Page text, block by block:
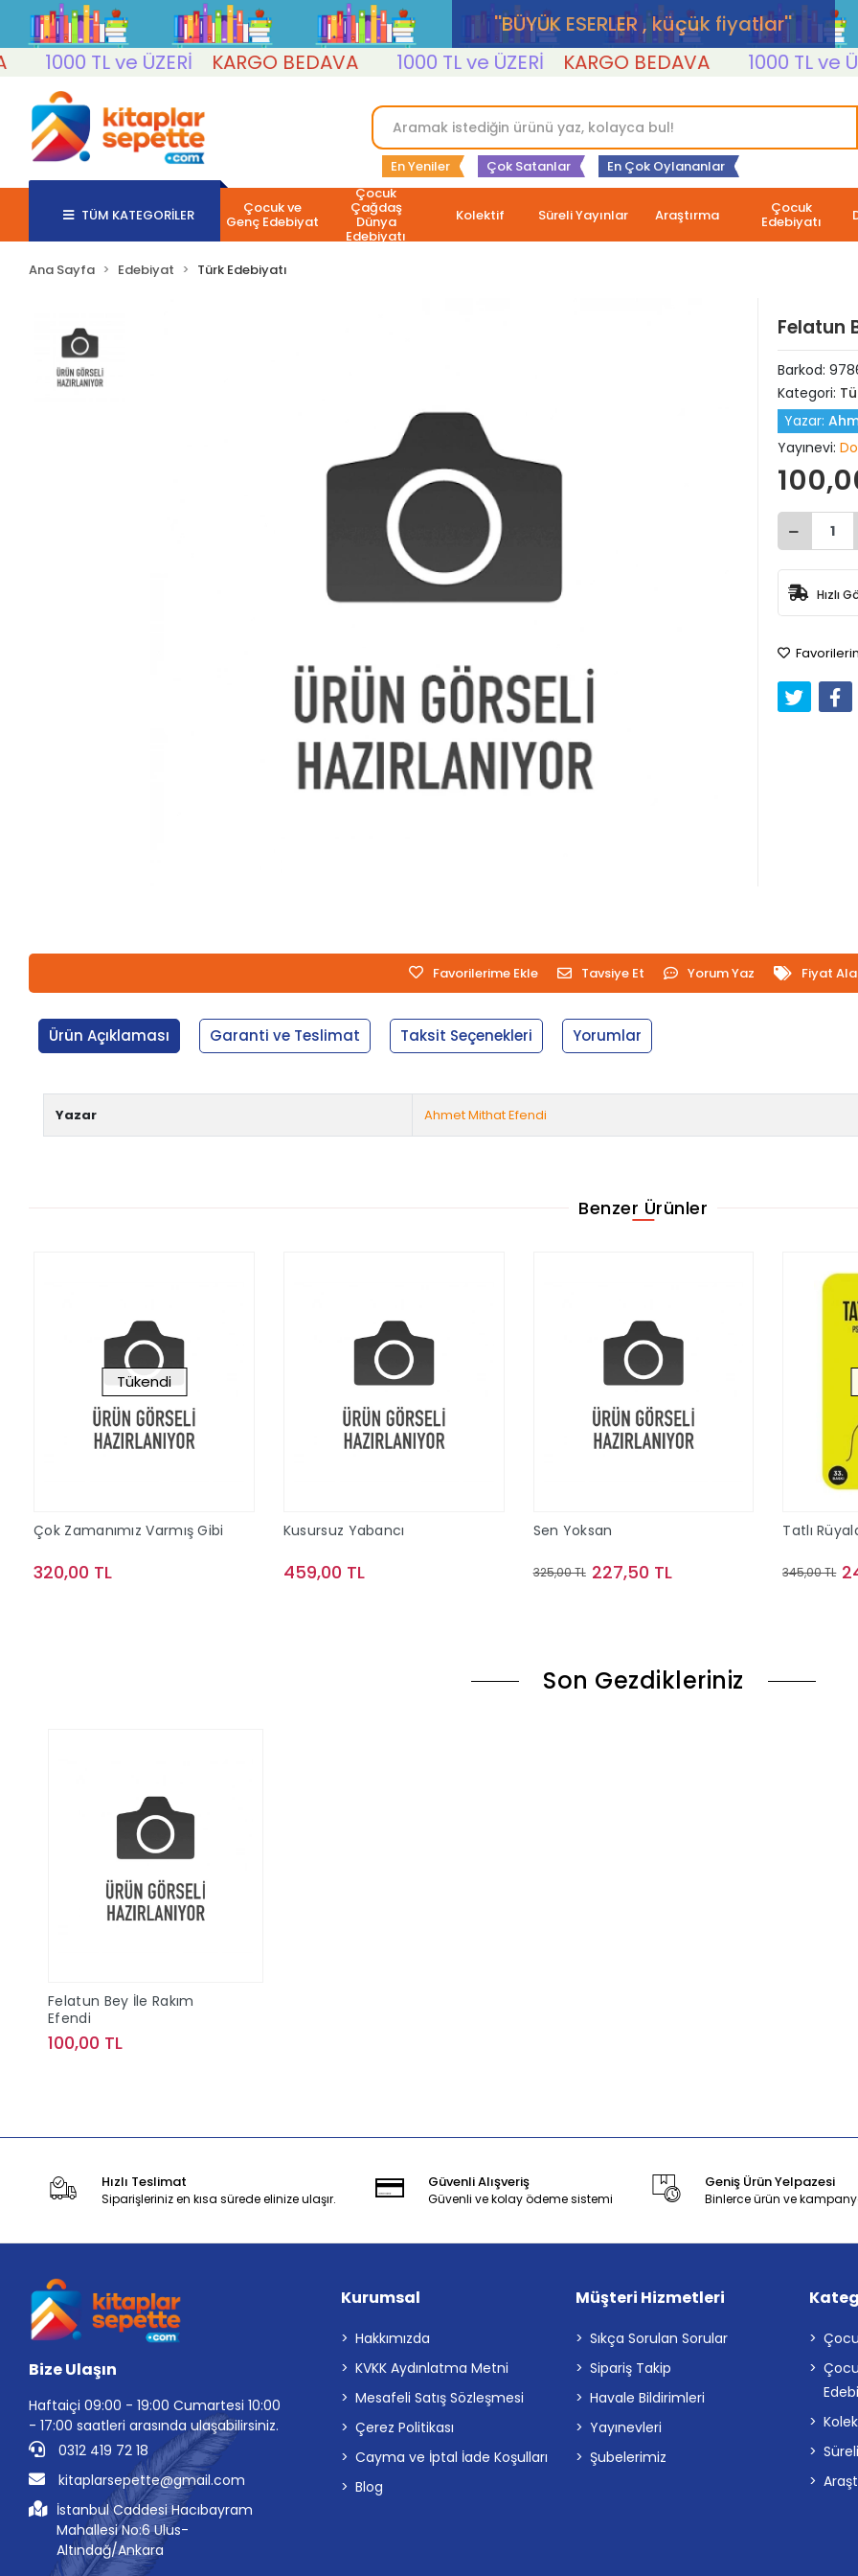
''BÜYÜK ESERLER , küçük fiyatlar''
1000 TL ve ÜZERİ
KARGO BEDAVA 1000 TL ve ÜZERİ KARGO BEDAVA 1000 TL ve ÜZERİ
En Yeniler Çok Satanlar En Çok Oylananlar
TÜM KATEGORİLER Çocuk ve
Genç Edebiyat
Çocuk
Çağdaş
Dünya
Edebiyatı
Kolektif Süreli Yayınlar Araştırma Çocuk
Edebiyatı
Ana Sayfa Edebiyat Türk Edebiyatı
Felatun
Barkod:
Kategori:
Yazar:
Yayınevi:
Hızlı
Favorilerime Ekle Tavsiye Et Yorum Yaz Fiyat
Ürün Açıklaması Garanti ve Teslimat Taksit Seçenekleri Yorumlar
Yazar Ahmet Mithat Efendi
Benzer Ürünler
Tükendi
Çok Zamanımız Varmış Gibi
320,00 TL
Kusursuz Yabancı
459,00 TL
Sen Yoksan
325,00 TL 227,50 TL
Tatlı
345,00 TL
Son Gezdikleriniz
Felatun Bey İle Rakım
Efendi
100,00 TL
Hızlı Teslimat
Siparişleriniz en kısa sürede elinize ulaşır.
Güvenli Alışveriş
Güvenli ve kolay ödeme sistemi
Geniş Ürün Yelpazesi
Binlerce ürün ve
Bize Ulaşın
Haftaiçi 09:00 - 19:00 Cumartesi 10:00
- 17:00 saatleri arasında ulaşabilirsiniz.
0312 419 72 18
kitaplarsepette@gmail.com
İstanbul Caddesi Hacıbayram
Mahallesi No:6 Ulus-
Altındağ/Ankara
Kurumsal
Hakkımızda
KVKK Aydınlatma Metni
Mesafeli Satış Sözleşmesi
Çerez Politikası
Cayma ve İptal İade Koşulları
Blog
Müşteri Hizmetleri
Sıkça Sorulan Sorular
Sipariş Takip
Havale Bildirimleri
Yayınevleri
Şubelerimiz